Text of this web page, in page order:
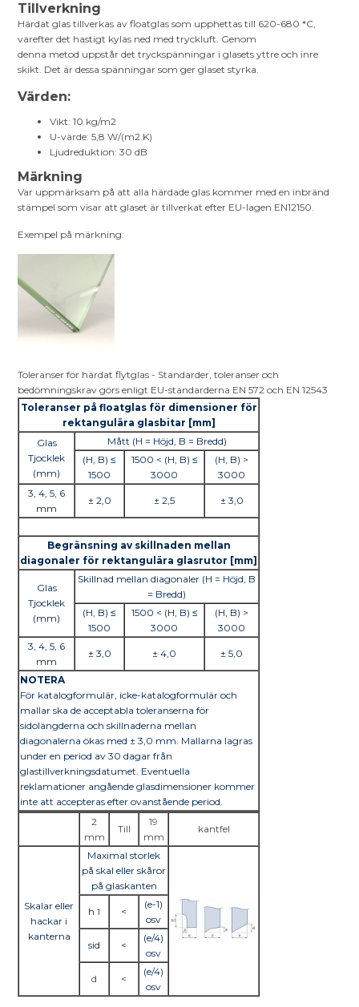
Tillverkning
Härdat glas tillverkas av floatglas som upphettas till 620-680 *C,
varefter det hastigt kylas ned med tryckluft. Genom
denna metod uppstår det tryckspänningar i glasets yttre och inre
skikt. Det är dessa spänningar som ger glaset styrka.
Värden:
Vikt: 10 kg/m2
U-värde: 5,8 W/(m2.K)
Ljudreduktion: 30 dB
Märkning
Var uppmärksam på att alla härdade glas kommer med en inbränd
stämpel som visar att glaset är tillverkat efter EU-lagen EN12150.
Exempel på märkning:
Toleranser för härdat flytglas - Standarder, toleranser och
bedömningskrav görs enligt EU-standarderna EN 572 och EN 12543
Toleranser på floatglas för dimensioner för
rektangulära glasbitar [mm]
Glas
Tjocklek
(mm)
Mått (H = Höjd, B = Bredd)
(H, B) ≤
1500
1500 < (H, B) ≤
3000
(H, B) >
3000
3, 4, 5, 6
mm
± 2,0 ± 2,5 ± 3,0
Begränsning av skillnaden mellan
diagonaler för rektangulära glasrutor [mm]
Glas
Tjocklek
(mm)
Skillnad mellan diagonaler (H = Höjd, B
= Bredd)
(H, B) ≤
1500
1500 < (H, B) ≤
3000
(H, B) >
3000
3, 4, 5, 6
mm
± 3,0 ± 4,0 ± 5,0
NOTERA
För katalogformulär, icke-katalogformulär och
mallar ska de acceptabla toleranserna för
sidolängderna och skillnaderna mellan
diagonalerna ökas med ± 3,0 mm. Mallarna lagras
under en period av 30 dagar från
glastillverkningsdatumet. Eventuella
reklamationer angående glasdimensioner kommer
inte att accepteras efter ovanstående period.
2
mm
Till
19
mm
kantfel
Skalar eller
hackar i
kanterna
Maximal storlek
på skal eller skåror
på glaskanten
h1 <
(e-1)
osv
sid <
(e/4)
osv
d <
(e/4)
osv